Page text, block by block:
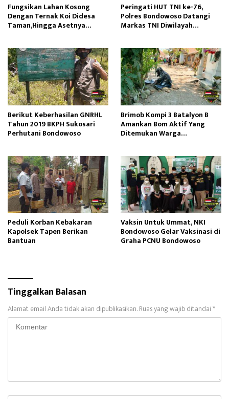
Fungsikan Lahan Kosong
Dengan Ternak Koi Didesa
Taman,Hingga Asetnya
Peringati HUT TNI ke-76,
Polres Bondowoso Datangi
Markas TNI Diwilayah
Berikut Keberhasilan GNRHL
Tahun 2019 BKPH Sukosari
Perhutani Bondowoso
Brimob Kompi 3 Batalyon B
Amankan Bom Aktif Yang
Ditemukan Warga
Peduli Korban Kebakaran
Kapolsek Tapen Berikan
Bantuan
Vaksin Untuk Ummat, NKI
Bondowoso Gelar Vaksinasi di
Graha PCNU Bondowoso
Tinggalkan Balasan
Alamat email Anda tidak akan dipublikasikan.Ruas yang wajib ditandai*